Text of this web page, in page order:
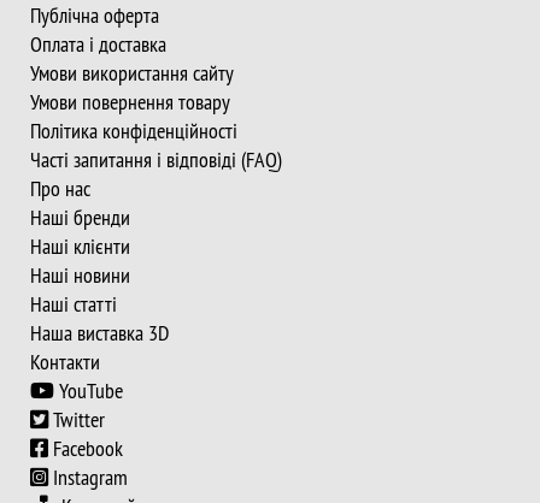
Публічна оферта
Оплата і доставка
Умови використання сайту
Умови повернення товару
Політика конфіденційності
Часті запитання і відповіді (FAQ)
Про нас
Наші бренди
Наші клієнти
Наші новини
Наші статті
Наша виставка 3D
Контакти
YouTube
Twitter
Facebook
Instagram